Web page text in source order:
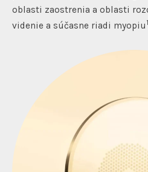
oblasti zaostrenia a oblasti
videnie a súčasne riadi myopiu 1